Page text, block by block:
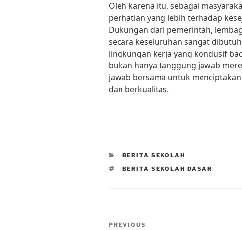
Oleh karena itu, sebagai
perhatian yang lebih terhadap
Dukungan dari pemerintah,
secara keseluruhan sangat
lingkungan kerja yang kondusif
bukan hanya tanggung jawab
jawab bersama untuk
dan berkualitas.
CATEGORIES
BERITA SEKOLAH
TAGS
BERITA SEKOLAH DASAR
Post
Previous
PREVIOUS